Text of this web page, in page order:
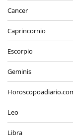
Cancer
Caprincornio
Escorpio
Geminis
Leo
Libra